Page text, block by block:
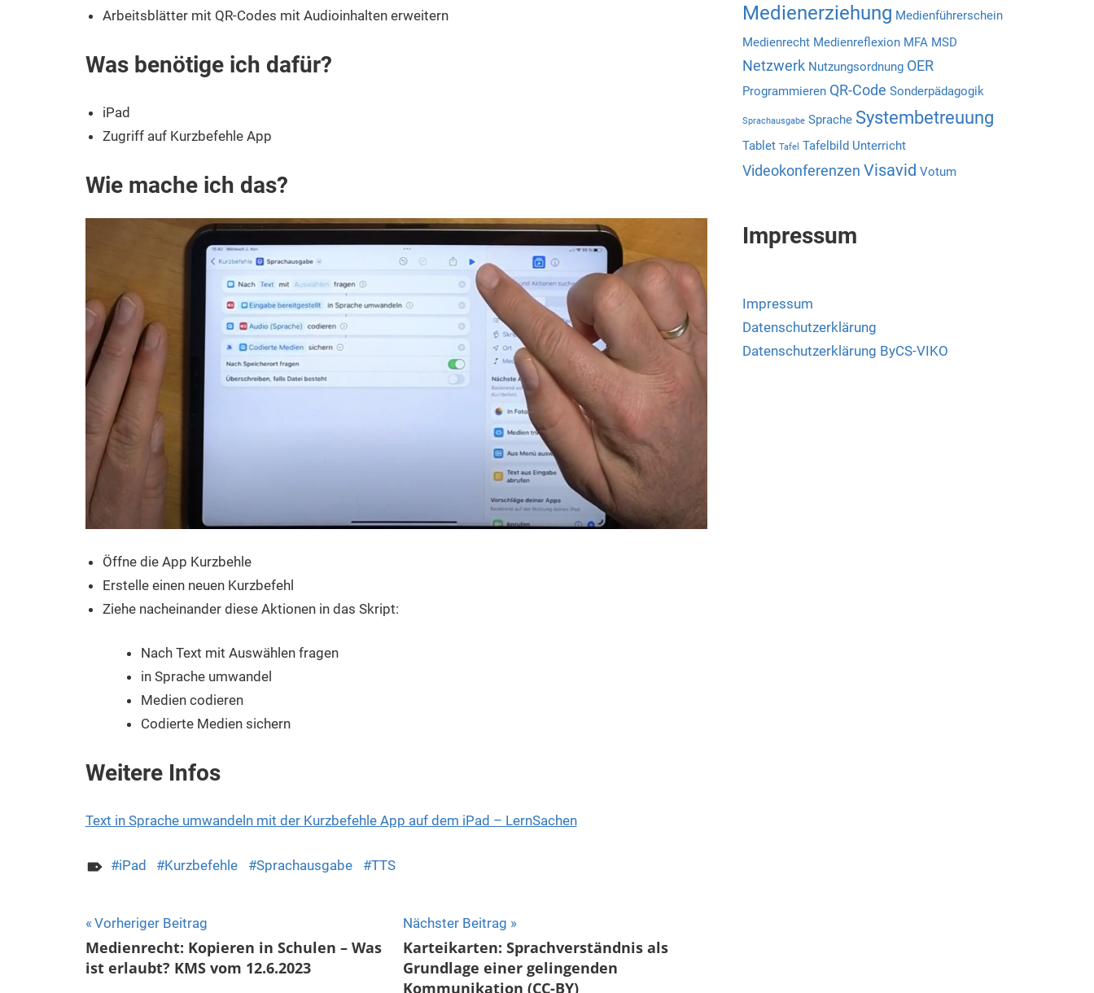
Arbeitsblätter mit QR-Codes mit Audioinhalten erweitern
Was benötige ich dafür?
iPad
Zugriff auf Kurzbefehle App
Wie mache ich das?
Öffne die App Kurzbehle
Erstelle einen neuen Kurzbefehl
Ziehe nacheinander diese Aktionen in das Skript:
Nach Text mit Auswählen fragen
in Sprache umwandel
Medien codieren
Codierte Medien sichern
Weitere Infos
Text in Sprache umwandeln mit der Kurzbefehle App auf dem iPad – LernSachen
iPad Kurzbefehle Sprachausgabe TTS
Beitragsnavigation
Vorheriger Beitrag
Medienrecht: Kopieren in Schulen – Was
ist erlaubt? KMS vom 12.6.2023
Nächster Beitrag
Karteikarten: Sprachverständnis als
Grundlage einer gelingenden
Kommunikation (CC-BY)
Medienerziehung Medienführerschein
Medienrecht Medienreflexion MFA MSD
Netzwerk Nutzungsordnung OER
Programmieren QR-Code Sonderpädagogik
Sprachausgabe Sprache Systembetreuung
Tablet Tafel Tafelbild Unterricht
Videokonferenzen Visavid Votum
Impressum
Impressum
Datenschutzerklärung
Datenschutzerklärung ByCS-VIKO